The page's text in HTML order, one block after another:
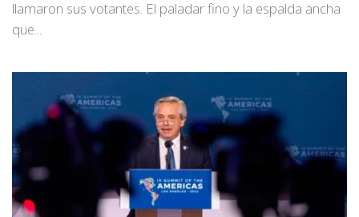
llamaron sus votantes. El paladar fino y la espalda ancha
que...